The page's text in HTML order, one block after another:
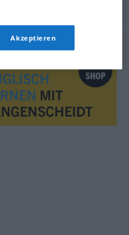
Akzeptieren